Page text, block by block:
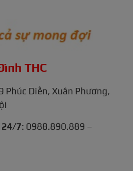
THC
Phúc Diễn, Xuân Phương,
24/7: 0988.890.889 –